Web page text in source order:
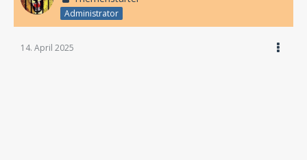
Administrator
14. April 2025